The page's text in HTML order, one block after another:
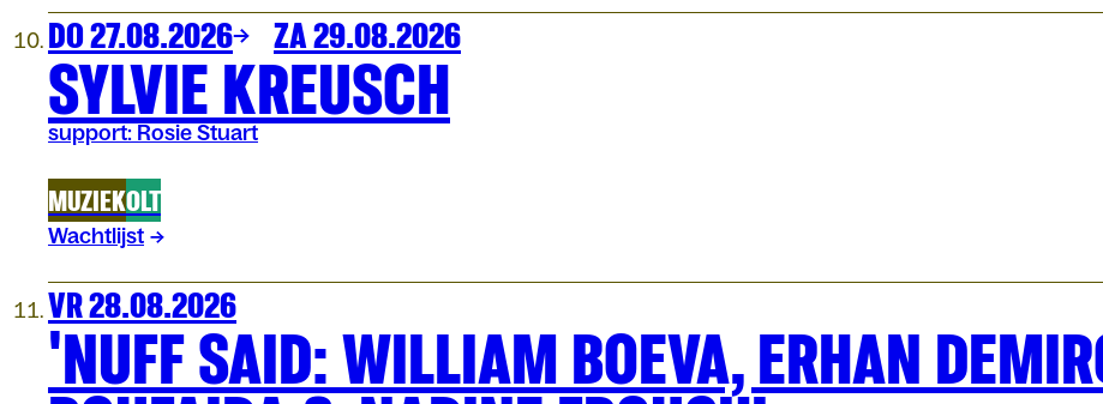
DO 27.08.2026 ZA 29.08.2026
SYLVIE KREUSCH
support: Rosie Stuart
MUZIEKOLT
Wachtlijst
VR 28.08.2026
'NUFF SAID: WILLIAM BOEVA, ERHAN